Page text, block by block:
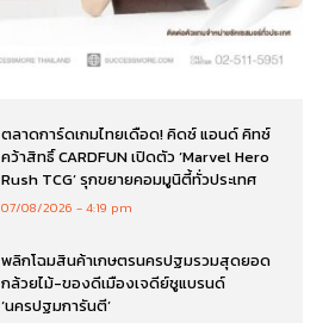
ตลาดการ์ดเกมไทยเดือด! คิดซ์ แอนด์ คิทซ์
คว้าสิทธิ์ CARDFUN เปิดตัว ‘Marvel Hero
Rush TCG’ รุกขยายคอมมูนิตี้ทั่วประเทศ
07/08/2026 4:19 pm
พลิกโฉมสินค้าเกษตรนครปฐมรวมสุดยอด
กล้วยไม้-ของดีเมืองเจดีย์ชูแบรนด์
‘นครปฐมการันตี’